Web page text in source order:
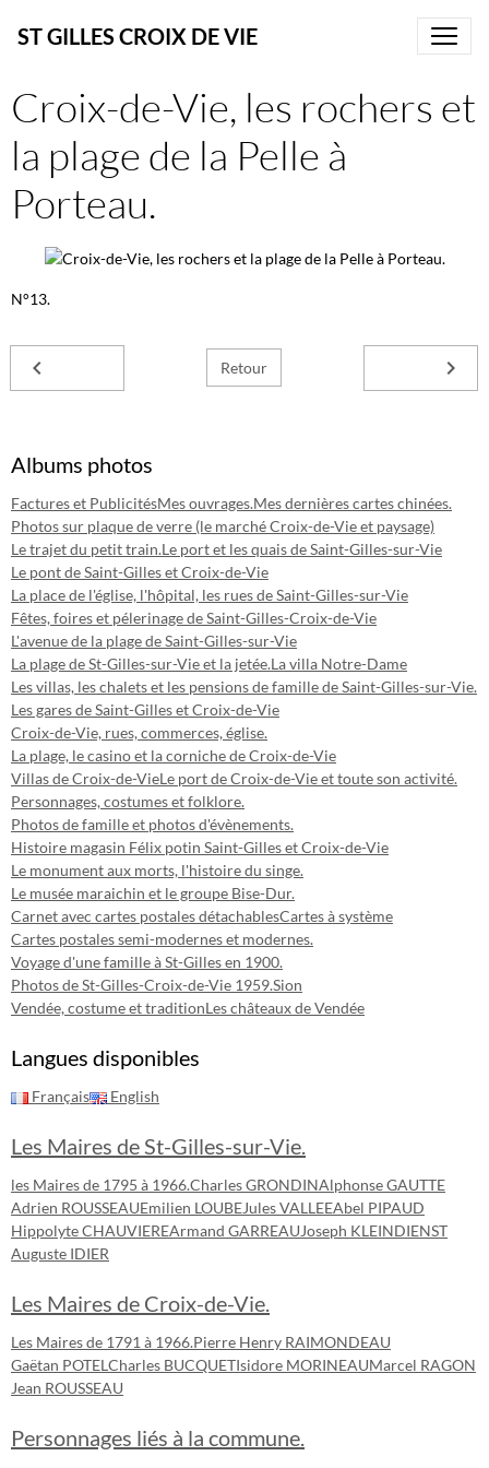
ST GILLES CROIX DE VIE
Croix-de-Vie, les rochers et
la plage de la Pelle à
Porteau.
N°13.
Retour
Albums photos
Factures et PublicitésMes ouvrages.Mes dernières cartes chinées.
Photos sur plaque de verre (le marché Croix-de-Vie et paysage)
Le trajet du petit train.Le port et les quais de Saint-Gilles-sur-Vie
Le pont de Saint-Gilles et Croix-de-Vie
La place de l'église, l'hôpital, les rues de Saint-Gilles-sur-Vie
Fêtes, foires et pélerinage de Saint-Gilles-Croix-de-Vie
L'avenue de la plage de Saint-Gilles-sur-Vie
La plage de St-Gilles-sur-Vie et la jetée.La villa Notre-Dame
Les villas, les chalets et les pensions de famille de Saint-Gilles-sur-Vie.
Les gares de Saint-Gilles et Croix-de-Vie
Croix-de-Vie, rues, commerces, église.
La plage, le casino et la corniche de Croix-de-Vie
Villas de Croix-de-VieLe port de Croix-de-Vie et toute son activité.
Personnages, costumes et folklore.
Photos de famille et photos d'évènements.
Histoire magasin Félix potin Saint-Gilles et Croix-de-Vie
Le monument aux morts, l'histoire du singe.
Le musée maraichin et le groupe Bise-Dur.
Carnet avec cartes postales détachablesCartes à système
Cartes postales semi-modernes et modernes.
Voyage d'une famille à St-Gilles en 1900.
Photos de St-Gilles-Croix-de-Vie 1959.Sion
Vendée, costume et traditionLes châteaux de Vendée
Langues disponibles
Français English
Les Maires de St-Gilles-sur-Vie.
les Maires de 1795 à 1966.Charles GRONDINAlphonse GAUTTE
Adrien ROUSSEAUEmilien LOUBEJules VALLEEAbel PIPAUD
Hippolyte CHAUVIEREArmand GARREAUJoseph KLEINDIENST
Auguste IDIER
Les Maires de Croix-de-Vie.
Les Maires de 1791 à 1966.Pierre Henry RAIMONDEAU
Gaëtan POTEL Charles BUCQUETIsidore MORINEAUMarcel RAGON
Jean ROUSSEAU
Personnages liés à la commune.